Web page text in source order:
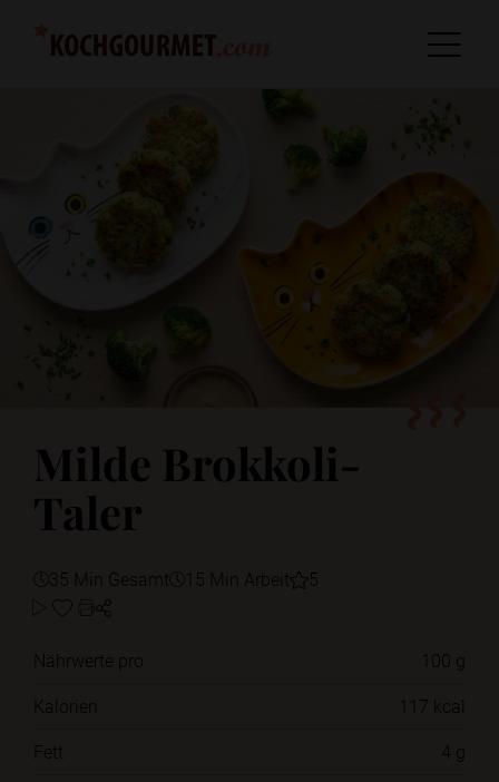
Milde Brokkoli-
Taler
35 Min Gesamt 15 Min Arbeit 5
Nährwerte pro
100 g
Kalorien
117 kcal
Fett
4 g